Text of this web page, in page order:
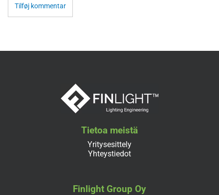
Tilføj kommentar
Tietoa meistä
Yritysesittely
Yhteystiedot
Finlight Group Oy